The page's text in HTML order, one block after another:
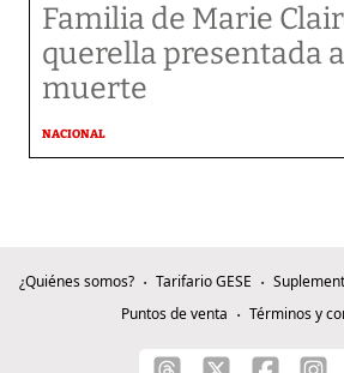
Familia de Marie
querella presentada
muerte
NACIONAL
¿Quiénes somos? Tarifario GESE
Puntos de venta
Términos y